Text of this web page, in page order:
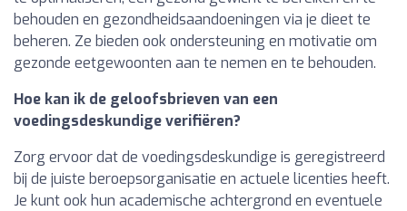
behouden en gezondheidsaandoeningen via je dieet te
beheren. Ze bieden ook ondersteuning en motivatie om
gezonde eetgewoonten aan te nemen en te behouden.
Hoe kan ik de geloofsbrieven van een
voedingsdeskundige verifiëren?
Zorg ervoor dat de voedingsdeskundige is geregistreerd
bij de juiste beroepsorganisatie en actuele licenties heeft.
Je kunt ook hun academische achtergrond en eventuele